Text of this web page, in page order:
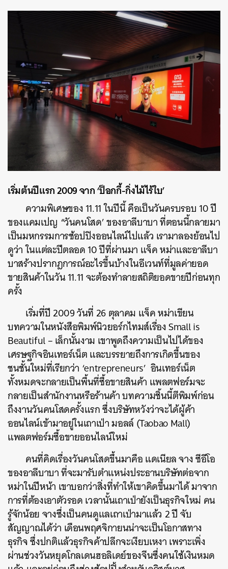
เริ่มต้นปีแรก 2009 จาก ‘ป็อกกี้-กิ่งไม้ไร้ใบ’
ความพิเศษของ 11.11 ในปีนี้ คือเป็นวันครบรอบ 10 ปี
ของแคมเปญ “วันคนโสด’ ของอาลีบาบา ที่ตอนนี้กลายมา
เป็นมหกรรมการช้อปปิงออนไลน์ไปแล้ว เรามาลองย้อนไป
ดูว่า ในแต่ละปีตลอด 10 ปีที่ผ่านมา แจ็ค หม่าและอาลีบา
บาสร้างปรากฎการณ์อะไรขึ้นบ้างในอีเวนท์ที่มูลค่ายอด
ขายสินค้าในวัน 11.11 จะต้องทำลายสถิติยอดขายปีก่อนทุก
ครั้ง
เริ่มที่ปี 2009 วันที่ 26 ตุลาคม แจ็ค หม่าเขียน
บทความในหนังสือพิมพ์นิวยอร์กไทมส์เรื่อง Small is
Beautiful – เล็กนั้นงาม เขาพูดถึงความเป็นไปได้ของ
เศรษฐกิจอินเทอร์เน็ต และบรรยายถึงการเกิดขึ้นของ
ชนชั้นใหม่ที่เรียกว่า ‘entrepreneurs’ อินเทอร์เน็ต
ทั้งหมดจะกลายเป็นพื้นที่ซื้อขายสินค้า แพลตฟอร์มจะ
กลายเป็นสำนักงานหรือร้านค้า บทความชิ้นนี้ตีพิมพ์ก่อน
ถึงงานวันคนโสดครั้งแรก ซึ่งบริษัทหวังว่าจะได้ผู้ค้า
ออนไลน์เข้ามาอยู่ในเถาเป่า มอลล์ (Taobao Mall)
แพลตฟอร์มซื้อขายออนไลน์ใหม่
คนที่คิดเรื่องวันคนโสดขึ้นมาคือ แดเนียล จาง ซีอีโอ
ของอาลีบาบา ที่จะมารับตำแหน่งประธานบริษัทต่อจาก
หม่าในปีหน้า เขาบอกว่าสิ่งที่ทำให้เขาคิดขึ้นมาได้ มาจาก
การที่ต้องเอาตัวรอด เวลานั้นเถาเป่ายังเป็นธุรกิจใหม่ คน
รู้จักน้อย จางซึ่งเป็นคนดูแลเถาเป่ามาแล้ว 2 ปี จับ
สัญญาณได้ว่า เดือนพฤศจิกายนน่าจะเป็นโอกาสทาง
ธุรกิจ ซึ่งปกติแล้วธุรกิจค้าปลีกจะเงียบเหงา เพราะเพิ่ง
ผ่านช่วงวันหยุดโกลเดนฮอลิเดย์ของจีนซึ่งคนใช้เงินหมด